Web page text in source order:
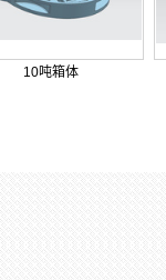
10吨箱体